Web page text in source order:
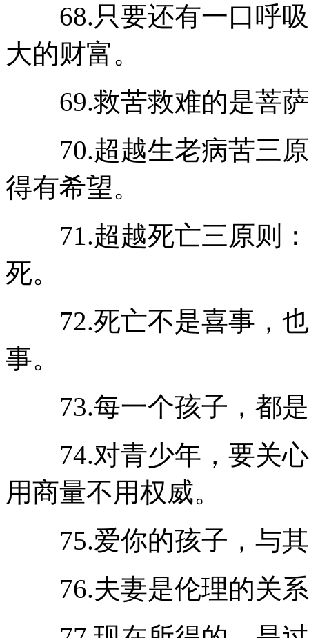
68.只要还有一口呼吸
大的财富。
69.救苦救难的是菩萨
70.超越生老病苦三原
得有希望。
71.超越死亡三原则：
死。
72.死亡不是喜事，也
事。
73.每一个孩子，都是
74.对青少年，要关心
用商量不用权威。
75.爱你的孩子，与其
76.夫妻是伦理的关系